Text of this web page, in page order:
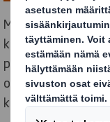
Millaisen elämän
käsissä käytön
puutarhamessujen
olleessa
kuvaamaan